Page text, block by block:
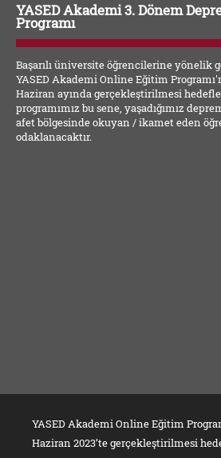
YASED Akademi 3. Dönem
Programı
Başarılı üniversite öğrencilerine yönelik
YASED Akademi Online Eğitim
Haziran ayında gerçekleştirilmesi
programımız bu sene, yaşadığımız
afet bölgesinde okuyan / ikamet eden
odaklanacaktır.
YASED Akademi Online Eğitim
Haziran 2023’te gerçekleştirilmesi